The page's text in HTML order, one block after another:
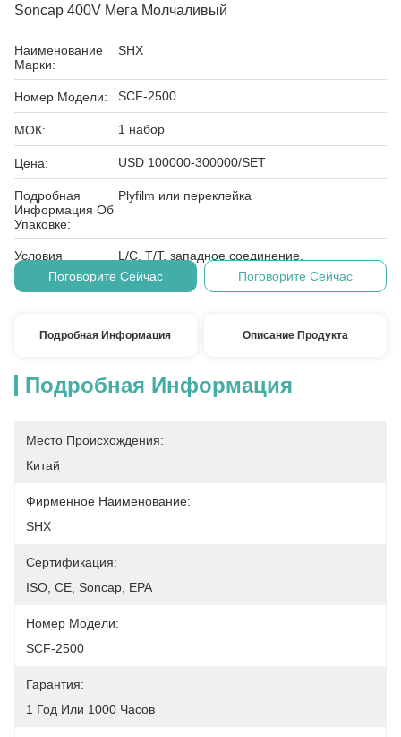
Soncap 400V Мега Молчаливый
Наименование
Марки:
SHX
Номер Модели: SCF-2500
МОК: 1 набор
Цена: USD 100000-300000/SET
Подробная
Информация Об
Упаковке:
Plyfilm или переклейка
Условия
Оплаты:
L/C, T/T, западное соединение,
Поговорите Сейчас
Поговорите Сейчас
Подробная Информация Описание Продукта
Подробная Информация
Место Происхождения:
Китай
Фирменное Наименование:
SHX
Сертификация:
ISO, CE, Soncap, EPA
Номер Модели:
SCF-2500
Гарантия:
1 Год Или 1000 Часов